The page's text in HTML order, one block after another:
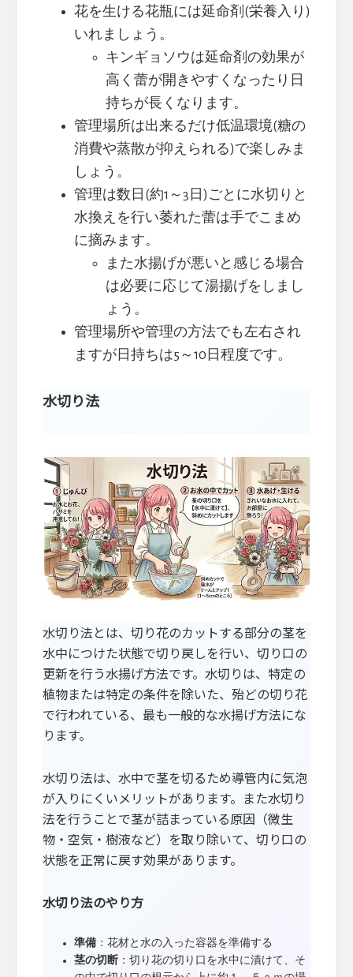
花を生ける花瓶には延命剤(栄養入り)
いれましょう。
キンギョソウは延命剤の効果が
高く蕾が開きやすくなったり日
持ちが長くなります。
管理場所は出来るだけ低温環境(糖の
消費や蒸散が抑えられる)で楽しみま
しょう。
管理は数日(約1～3日)ごとに水切りと
水換えを行い萎れた蕾は手でこまめ
に摘みます。
また水揚げが悪いと感じる場合
は必要に応じて湯揚げをしまし
ょう。
管理場所や管理の方法でも左右され
ますが日持ちは5～10日程度です。
水切り法
水切り法とは、切り花のカットする部分の茎を
水中につけた状態で切り戻しを行い、切り口の
更新を行う水揚げ方法です。水切りは、特定の
植物または特定の条件を除いた、殆どの切り花
で行われている、最も一般的な水揚げ方法にな
ります。
水切り法は、水中で茎を切るため導管内に気泡
が入りにくいメリットがあります。また水切り
法を行うことで茎が詰まっている原因（微生
物・空気・樹液など）を取り除いて、切り口の
状態を正常に戻す効果があります。
水切り法のやり方
準備：花材と水の入った容器を準備する
茎の切断：切り花の切り口を水中に漬けて、そ